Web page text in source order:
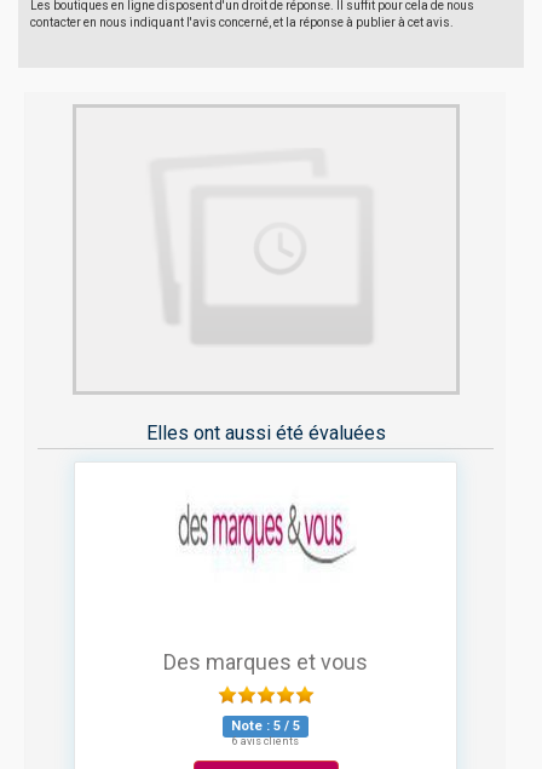
Les boutiques en ligne disposent d'un droit de réponse. Il suffit pour cela de nous
contacter en nous indiquant l'avis concerné, et la réponse à publier à cet avis.
Elles ont aussi été évaluées
Des marques et vous
Note : 5 / 5
6 avis clients